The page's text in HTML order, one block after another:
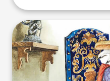
Упал бедный
дно колодца,
никакого
продолжала
было в том